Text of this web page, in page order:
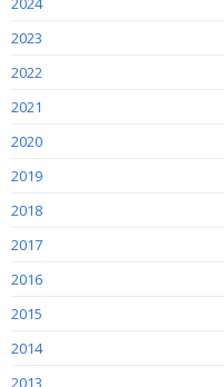
2023
2022
2021
2020
2019
2018
2017
2016
2015
2014
2013